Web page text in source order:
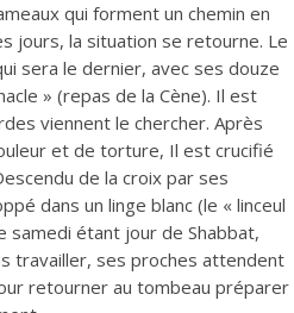
qui forment un chemin en
jours, la situation se retourne. Le
sera le dernier, avec ses douze
» (repas de la Cène). Il est
viennent le chercher. Après
et de torture, Il est crucifié
de la croix par ses
dans un linge blanc (le « linceul
samedi étant jour de Shabbat,
travailler, ses proches attendent
retourner au tombeau préparer